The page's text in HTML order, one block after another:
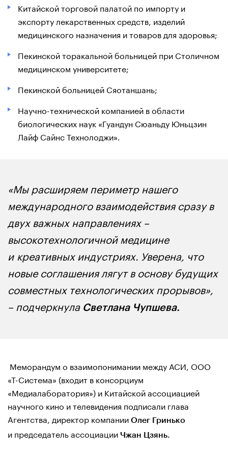
Китайской торговой палатой по импорту и
экспорту лекарственных средств, изделий
медицинского назначения и товаров для здоровья;
Пекинской торакальной больницей при Столичном
медицинском университете;
Пекинской больницей Сяотаншань;
Научно-технической компанией в области
биологических наук «Гуандун Сюаньду Юньцзин
Лайф Сайнс Технолоджи».
«Мы расширяем периметр нашего
международного взаимодействия сразу в
двух важных направлениях –
высокотехнологичной медицине
и креативных индустриях. Уверена, что
новые соглашения лягут в основу будущих
совместных технологических прорывов»,
– подчеркнула Светлана Чупшева.
Меморандум о взаимопонимании между АСИ, ООО
«Т-Система» (входит в консорциум
«Медиалаборатория») и Китайской ассоциацией
научного кино и телевидения подписали глава
Агентства, директор компании Олег Гринько
и председатель ассоциации Чжан Цзянь.